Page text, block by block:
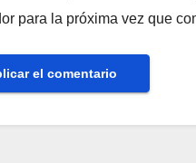
para la próxima vez que